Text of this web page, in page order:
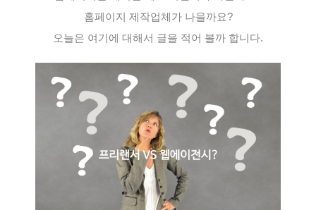
홈페이지 제작업체가 나을까요?
오늘은 여기에 대해서 글을 적어 볼까 합니다.